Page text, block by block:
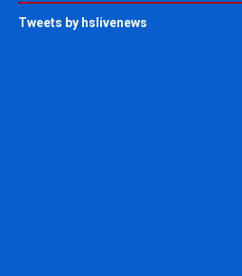
Tweets by hslivenews